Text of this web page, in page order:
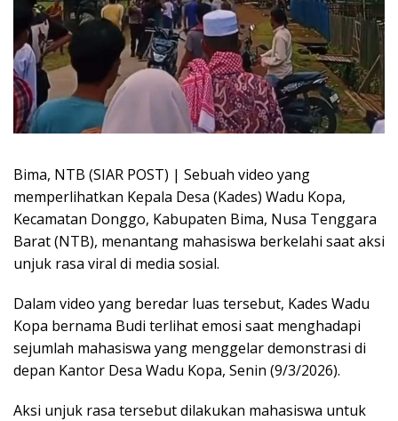
Bima, NTB (SIAR POST) | Sebuah video yang
memperlihatkan Kepala Desa (Kades) Wadu Kopa,
Kecamatan Donggo, Kabupaten Bima, Nusa Tenggara
Barat (NTB), menantang mahasiswa berkelahi saat aksi
unjuk rasa viral di media sosial.
Dalam video yang beredar luas tersebut, Kades Wadu
Kopa bernama Budi terlihat emosi saat menghadapi
sejumlah mahasiswa yang menggelar demonstrasi di
depan Kantor Desa Wadu Kopa, Senin (9/3/2026).
Aksi unjuk rasa tersebut dilakukan mahasiswa untuk